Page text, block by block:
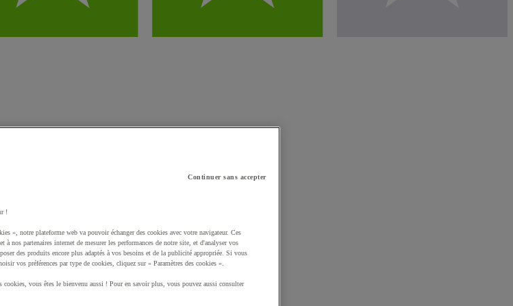
panier :
Continuer sans accepter
!
», notre plateforme web va pouvoir échanger des cookies avec votre navigateur. Ces
nos partenaires internet de mesurer les performances de notre site, et d'analyser vos
des produits encore plus adaptés à vos besoins et de la publicité appropriée. Si vous
vos préférences par type de cookies, cliquez sur « Paramètres des cookies ».
vous êtes le bienvenu aussi ! Pour en savoir plus, vous pouvez aussi consulter